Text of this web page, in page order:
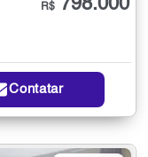
R$ 798.000
Contatar